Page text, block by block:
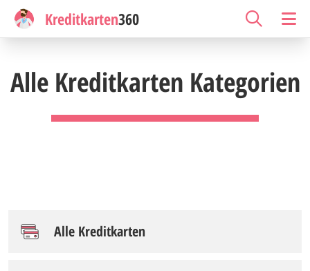
Kreditkarten360
Alle Kreditkarten Kategorien
Alle Kreditkarten